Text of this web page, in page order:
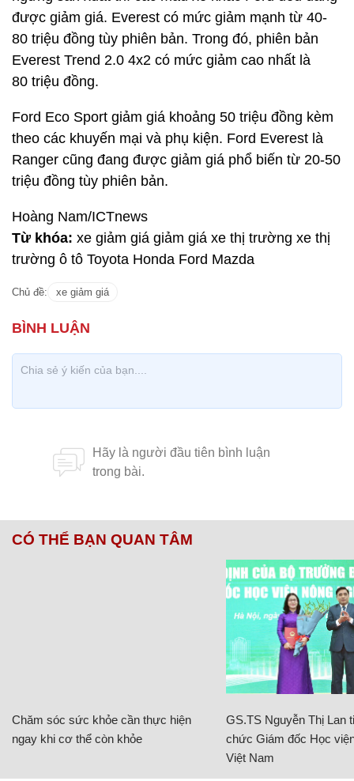
được giảm giá. Everest có mức giảm mạnh từ 40-
80 triệu đồng tùy phiên bản. Trong đó, phiên bản
Everest Trend 2.0 4x2 có mức giảm cao nhất là
80 triệu đồng.
Ford Eco Sport giảm giá khoảng 50 triệu đồng kèm
theo các khuyến mại và phụ kiện. Ford Everest là
Ranger cũng đang được giảm giá phổ biến từ 20-50
triệu đồng tùy phiên bản.
Hoàng Nam/ICTnews
Từ khóa: xe giảm giá giảm giá xe thị trường xe thị
trường ô tô Toyota Honda Ford Mazda
Chủ đề: xe giảm giá
CÓ THỂ BẠN QUAN TÂM
Chăm sóc sức khỏe cần thực hiện
ngay khi cơ thể còn khỏe
GS.TS Nguyễn Thị Lan
chức Giám đốc Học
Việt Nam